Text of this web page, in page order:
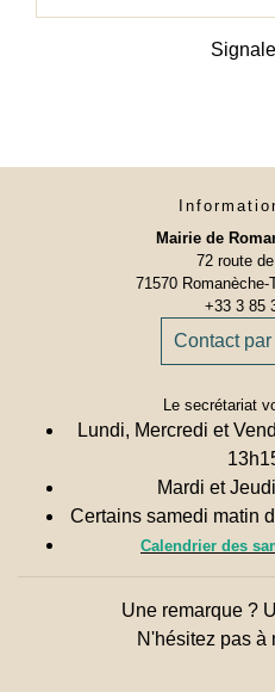
Mairie de
72 route
71570
+33 3 85
Contact
Le secrétariat
Lundi, Mercredi et
Mardi et
Certains samedi matin
Calendrier des
Une remarque ?
N'hésitez pas